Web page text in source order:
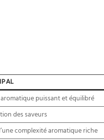
puissant et équilibré
des saveurs
complexité aromatique riche